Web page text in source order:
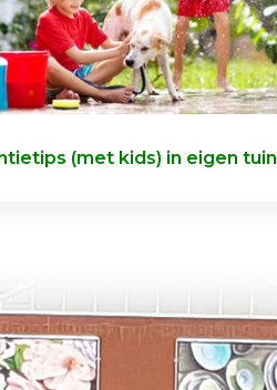
(met kids) in eigen tuin